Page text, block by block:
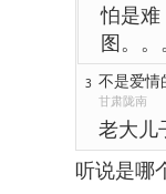
怕是
图。。
3 不是爱情
甘肃陇南
老大儿
听说是哪